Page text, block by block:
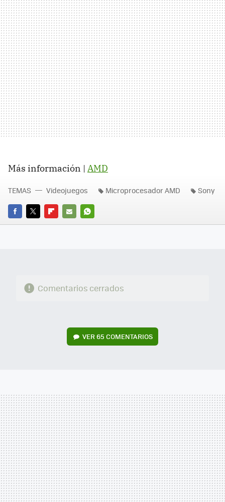
Más información | AMD
FACEBOOK
TWITTERFLIPBOARD
E-
WHATSAPP
TEMAS Videojuegos Microprocesador AMD Sony
Comentarios cerrados
VER65 COMENTARIOS